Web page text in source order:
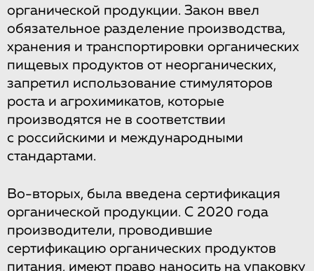
органической продукции. Закон ввел
обязательное разделение производства,
хранения и транспортировки органических
пищевых продуктов от неорганических,
запретил использование стимуляторов
роста и агрохимикатов, которые
производятся не в соответствии
с российскими и международными
стандартами.
Во-вторых, была введена сертификация
органической продукции. С 2020 года
производители, проводившие
сертификацию органических продуктов
питания, имеют право наносить на упаковку